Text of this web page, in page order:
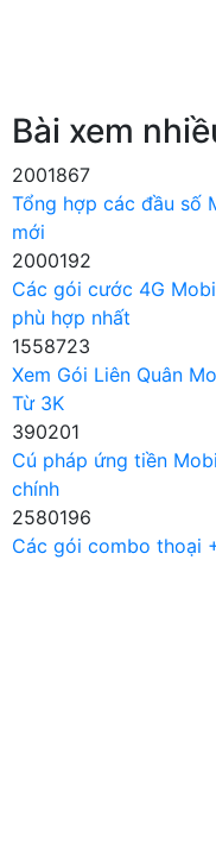
Bài xem
2001867
Tổng hợp các đầu số
mới
2000192
Các gói cước 4G
phù hợp nhất
1558723
Xem Gói Liên Quân
Từ 3K
390201
Cú pháp ứng tiền
chính
2580196
Các gói combo thoại